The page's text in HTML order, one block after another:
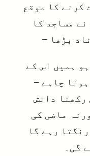
کرنے کا موقع
مساجد کا
بڑھا –
ہمیں اس کے
چاہے –
رکھنا دانش
ماضی کی
رہے گا
گی۔